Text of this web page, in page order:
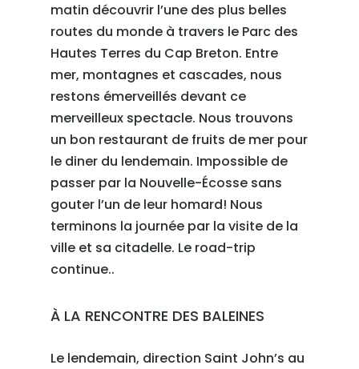
matin découvrir l’une des plus belles
routes du monde à travers le Parc des
Hautes Terres du Cap Breton. Entre
mer, montagnes et cascades, nous
restons émerveillés devant ce
merveilleux spectacle. Nous trouvons
un bon restaurant de fruits de mer pour
le diner du lendemain. Impossible de
passer par la Nouvelle-Écosse sans
gouter l’un de leur homard! Nous
terminons la journée par la visite de la
ville et sa citadelle. Le road-trip
continue..
À LA RENCONTRE DES BALEINES
Le lendemain, direction Saint John’s au